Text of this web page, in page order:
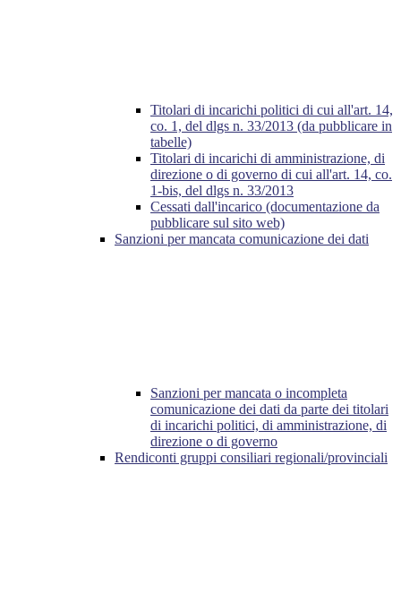
Titolari di incarichi politici di cui all'art. 14,
co. 1, del dlgs n. 33/2013 (da pubblicare in
tabelle)
Titolari di incarichi di amministrazione, di
direzione o di governo di cui all'art. 14, co.
1-bis, del dlgs n. 33/2013
Cessati dall'incarico (documentazione da
pubblicare sul sito web)
Sanzioni per mancata comunicazione dei dati
Sanzioni per mancata o incompleta
comunicazione dei dati da parte dei titolari
di incarichi politici, di amministrazione, di
direzione o di governo
Rendiconti gruppi consiliari regionali/provinciali